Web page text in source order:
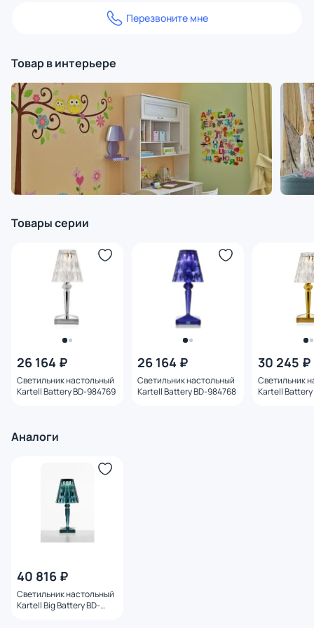
Перезвоните мне
Товар в интерьере
Товары серии
26 164 ₽
Светильник настольный
Kartell Battery BD-984769
26 164 ₽
Светильник настольный
Kartell Battery BD-984768
30 245 ₽
Светильник
Kartell
Аналоги
40 816 ₽
Светильник настольный
Kartell Big Battery BD-